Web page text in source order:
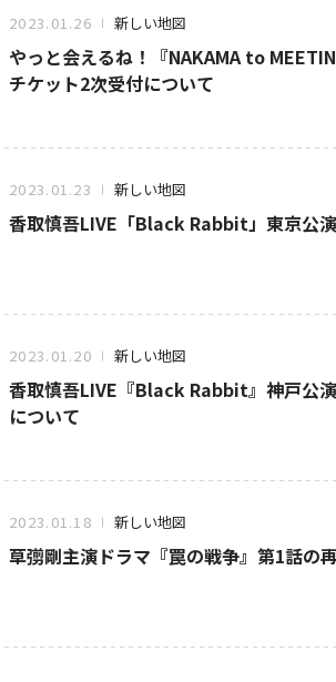
2023.01.26 新しい地図
やっと会えるね！『NAKAMA to
チケット2次受付について
2023.01.23 新しい地図
香取慎吾LIVE「Black Rabbit」東京公
2023.01.20 新しい地図
香取慎吾LIVE『Black Rabbit』神戸公
について
2023.01.18 新しい地図
草彅剛主演ドラマ『罠の戦争』第1話の